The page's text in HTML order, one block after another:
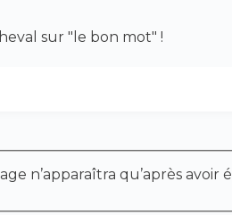
sur "le bon mot" !
n’apparaîtra qu’après avoir